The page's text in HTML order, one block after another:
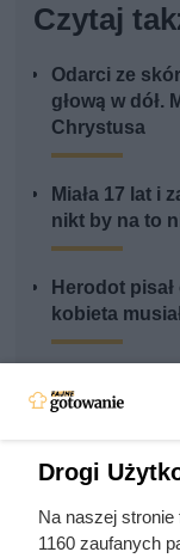
Czytaj
Odarci ze
głową w
Chrystusa
Miała 17 lat i
nikt by na to
Herodot
kobieta
arszenikiem.
okrętu.
Drogi
Na naszej
1160 zaufanych